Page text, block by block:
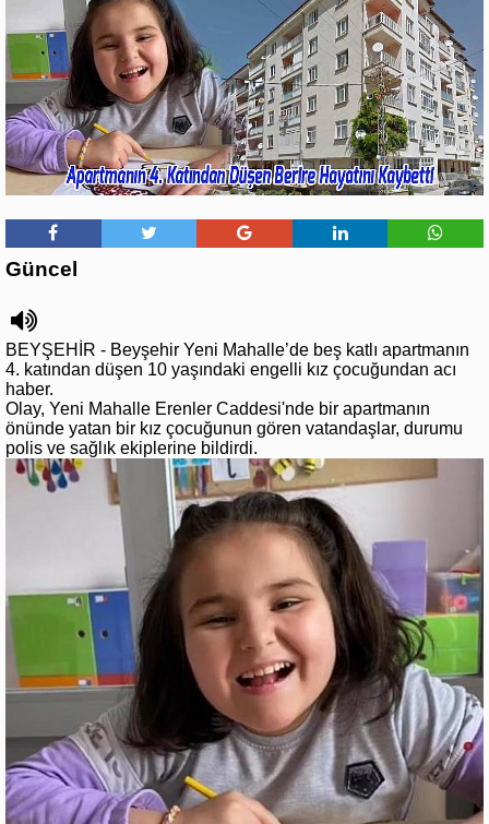
Güncel
BEYŞEHİR - Beyşehir Yeni Mahalle’de beş katlı apartmanın
4. katından düşen 10 yaşındaki engelli kız çocuğundan acı
haber.
Olay, Yeni Mahalle Erenler Caddesi'nde bir apartmanın
önünde yatan bir kız çocuğunun gören vatandaşlar, durumu
polis ve sağlık ekiplerine bildirdi.